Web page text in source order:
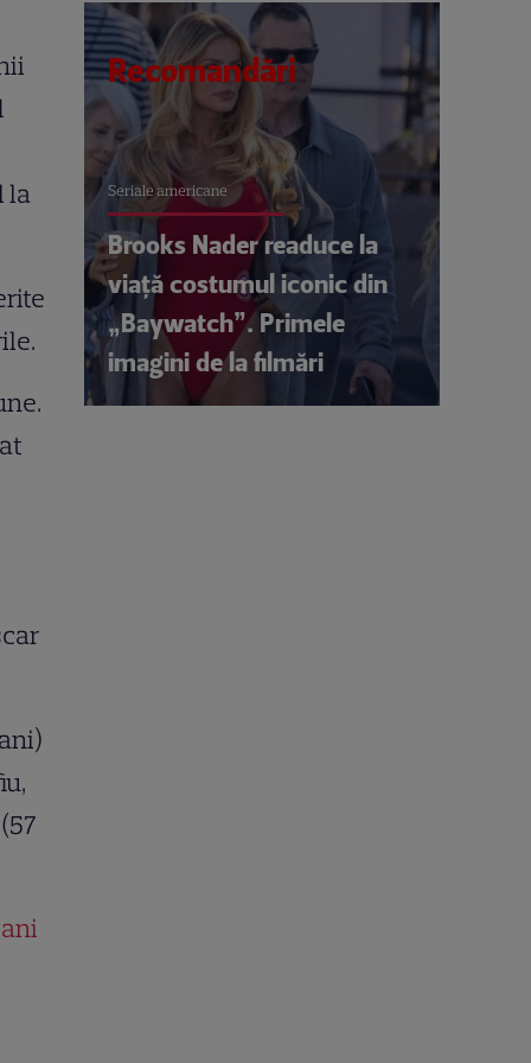
la
Recomandări
Seriale americane
Brooks Nader readuce la
viață costumul iconic din
„Baywatch”. Primele
imagini de la filmări